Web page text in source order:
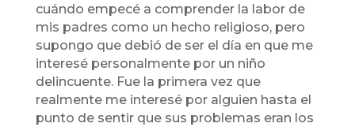
cuándo empecé a comprender la labor de
mis padres como un hecho religioso, pero
supongo que debió de ser el día en que me
interesé personalmente por un niño
delincuente. Fue la primera vez que
realmente me interesé por alguien hasta el
punto de sentir que sus problemas eran los